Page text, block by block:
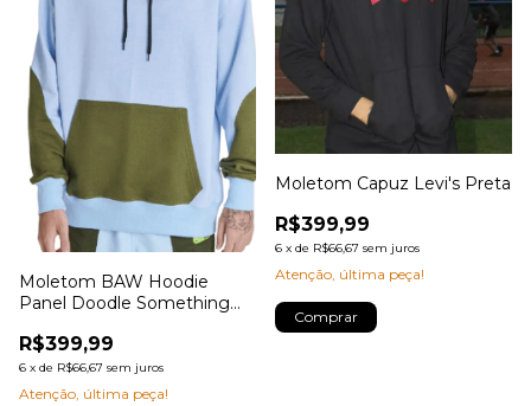
Moletom BAW Hoodie
Panel Doodle Something
R$399,99
6 x de R$66,67 sem juros
Atenção, última peça!
Moletom Capuz Levi's Preta
R$399,99
6 x de R$66,67 sem juros
Atenção, última peça!
Comprar